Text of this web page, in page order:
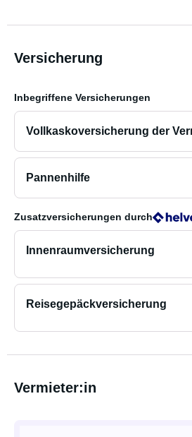
Versicherung
Inbegriffene Versicherungen
Vollkaskoversicherung der
Pannenhilfe
Zusatzversicherungen durch
Innenraumversicherung
Reisegepäckversicherung
Vermieter:in